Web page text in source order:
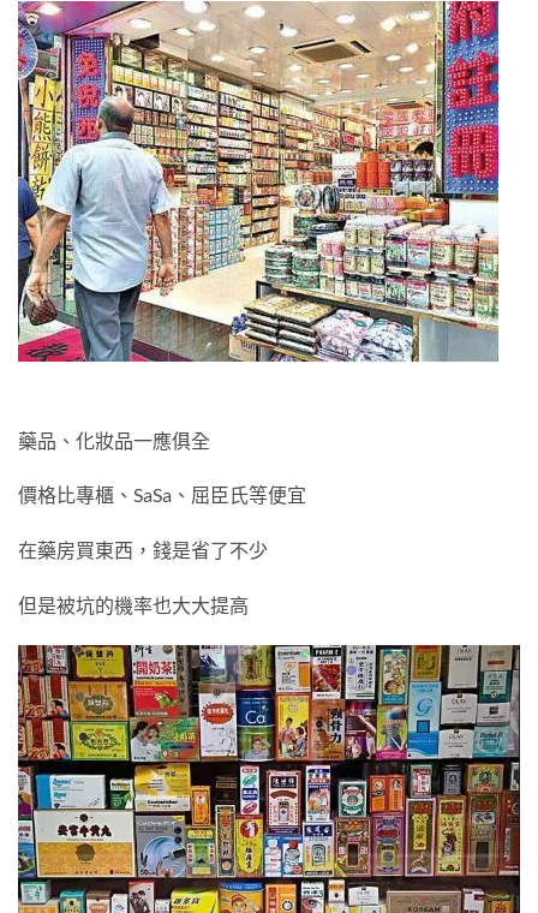
藥品、化妝品一應俱全
價格比專櫃、SaSa、屈臣氏等便宜
在藥房買東西，錢是省了不少
但是被坑的機率也大大提高